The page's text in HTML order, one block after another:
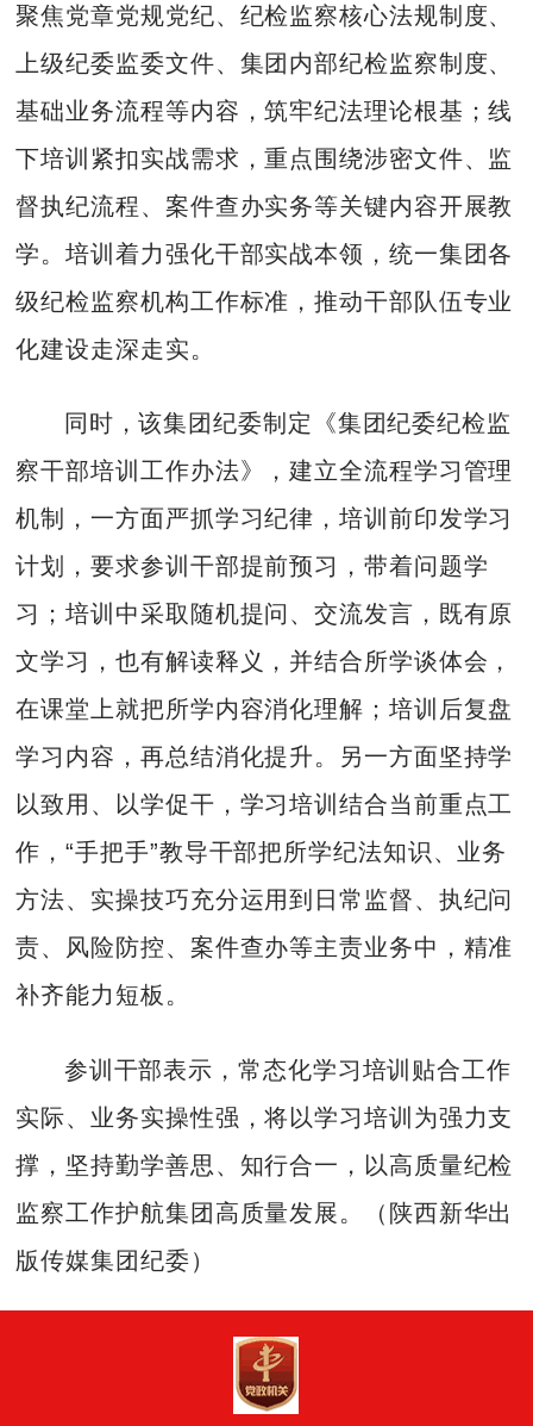
聚焦党章党规党纪、纪检监察核心法规制度、
上级纪委监委文件、集团内部纪检监察制度、
基础业务流程等内容，筑牢纪法理论根基；线
下培训紧扣实战需求，重点围绕涉密文件、监
督执纪流程、案件查办实务等关键内容开展教
学。培训着力强化干部实战本领，统一集团各
级纪检监察机构工作标准，推动干部队伍专业
化建设走深走实。
同时，该集团纪委制定《集团纪委纪检监
察干部培训工作办法》，建立全流程学习管理
机制，一方面严抓学习纪律，培训前印发学习
计划，要求参训干部提前预习，带着问题学
习；培训中采取随机提问、交流发言，既有原
文学习，也有解读释义，并结合所学谈体会，
在课堂上就把所学内容消化理解；培训后复盘
学习内容，再总结消化提升。另一方面坚持学
以致用、以学促干，学习培训结合当前重点工
作，“手把手”教导干部把所学纪法知识、业务
方法、实操技巧充分运用到日常监督、执纪问
责、风险防控、案件查办等主责业务中，精准
补齐能力短板。
参训干部表示，常态化学习培训贴合工作
实际、业务实操性强，将以学习培训为强力支
撑，坚持勤学善思、知行合一，以高质量纪检
监察工作护航集团高质量发展。（陕西新华出
版传媒集团纪委）